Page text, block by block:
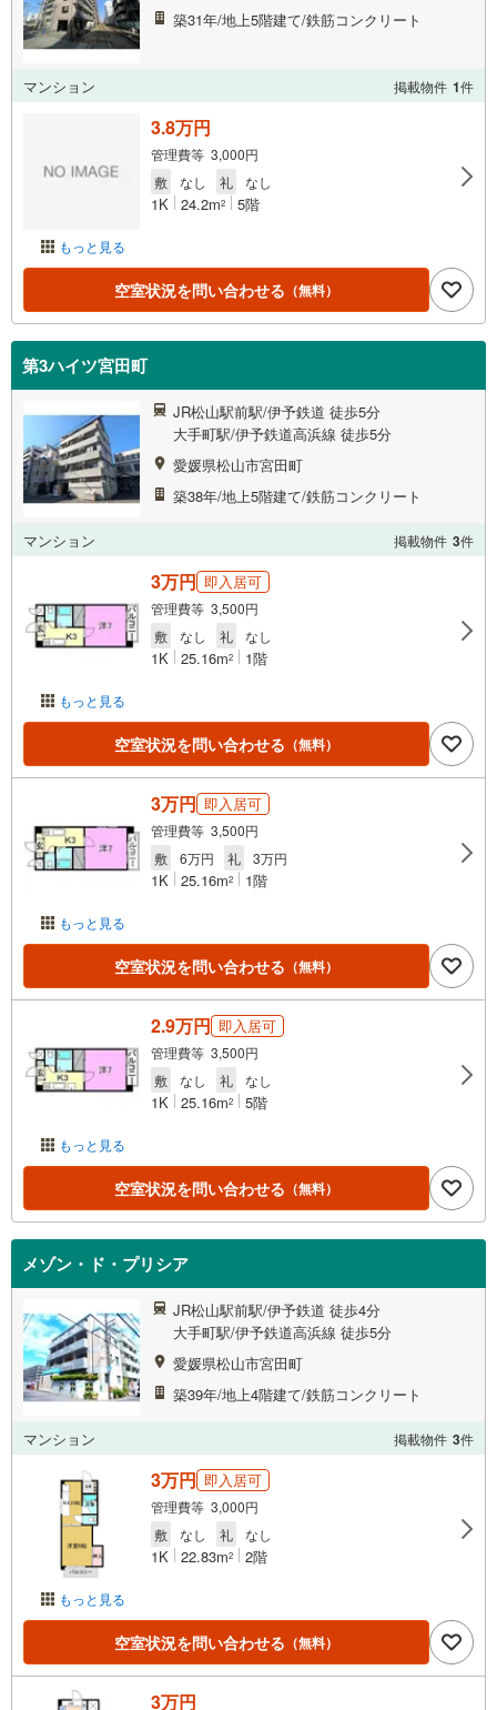
築31年/地上5階建て/鉄筋コンクリート
マンション 掲載物件 1件
もっと見る
3.8万円
管理費等 3,000円
敷
なし 礼 なし
1K 24.2m2 5階
空室状況を問い合わせる （無料）
第3ハイツ宮田町
JR松山駅前駅/伊予鉄道 徒歩5分
大手町駅/伊予鉄道高浜線 徒歩5分
愛媛県松山市宮田町
築38年/地上5階建て/鉄筋コンクリート
マンション 掲載物件 3件
もっと見る
3万円 即入居可
管理費等 3,500円
敷
なし 礼 なし
1K 25.16m2 1階
空室状況を問い合わせる （無料）
もっと見る
3万円 即入居可
管理費等 3,500円
敷
6万円 礼 3万円
1K 25.16m2 1階
空室状況を問い合わせる （無料）
もっと見る
2.9万円 即入居可
管理費等 3,500円
敷
なし 礼 なし
1K 25.16m2 5階
空室状況を問い合わせる （無料）
メゾン・ド・プリシア
JR松山駅前駅/伊予鉄道 徒歩4分
大手町駅/伊予鉄道高浜線 徒歩5分
愛媛県松山市宮田町
築39年/地上4階建て/鉄筋コンクリート
マンション 掲載物件 3件
もっと見る
3万円 即入居可
管理費等 3,000円
敷
なし 礼 なし
1K 22.83m2 2階
空室状況を問い合わせる （無料）
3万円